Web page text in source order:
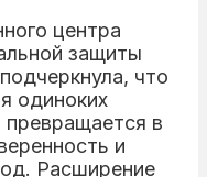
центра
защиты
что
одиноких
в
и
Расширение